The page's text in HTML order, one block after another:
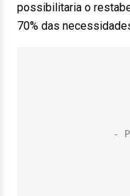
possibilitaria o
70% das